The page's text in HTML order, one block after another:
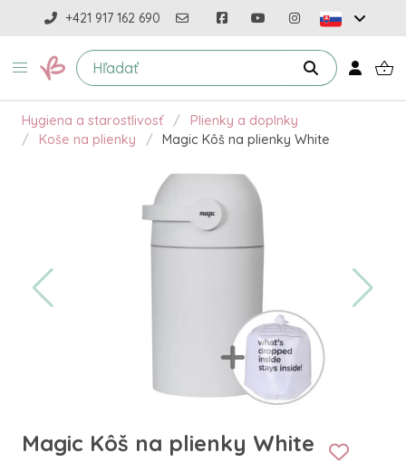
+421 917 162 690
Hygiena a starostlivosť
Plienky a doplnky
Koše na plienky
Magic Kôš na plienky White
Magic Kôš na plienky White